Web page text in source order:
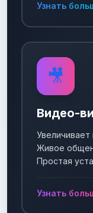
Узнать
🎥
Видео-
Увеличивает
Живое
Простая
Узнать